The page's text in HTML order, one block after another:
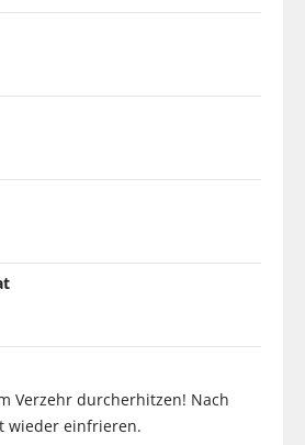
Verzehr durcherhitzen! Nach
wieder einfrieren.